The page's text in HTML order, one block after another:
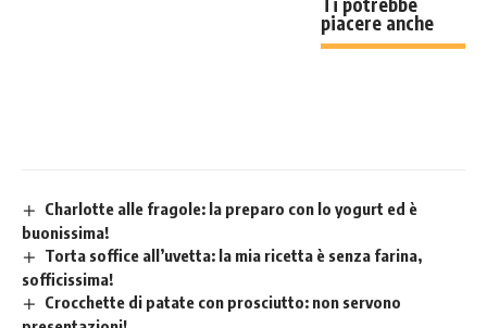
Ti potrebbe
piacere anche
Charlotte alle fragole: la preparo con lo yogurt ed è
buonissima!
Torta soffice all’uvetta: la mia ricetta è senza farina,
sofficissima!
Crocchette di patate con prosciutto: non servono